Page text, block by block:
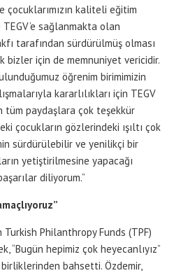
çocuklarımızın kaliteli eğitim
sağlanmakta olan
tarafından sürdürülmüş olması
bizler için de memnuniyet vericidir.
öğrenim birimimizin
kararlılıkları için TEGV
tüm paydaşlara çok teşekkür
çocukların gözlerindeki ışıltı çok
sürdürülebilir ve yenilikçi bir
yetiştirilmesine yapacağı
diliyorum.”
Turkish Philanthropy Funds (TPF)
“Bugün hepimiz çok heyecanlıyız”
bahsetti. Özdemir,